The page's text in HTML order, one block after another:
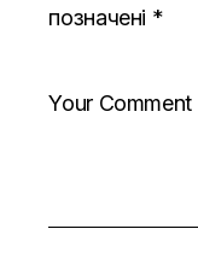
позначені *